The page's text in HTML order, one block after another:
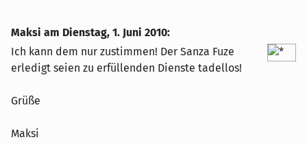
Maksi am Dienstag, 1. Juni 2010:
Ich kann dem nur zustimmen! Der Sanza Fuze
erledigt seien zu erfüllenden Dienste tadellos!
Grüße
Maksi